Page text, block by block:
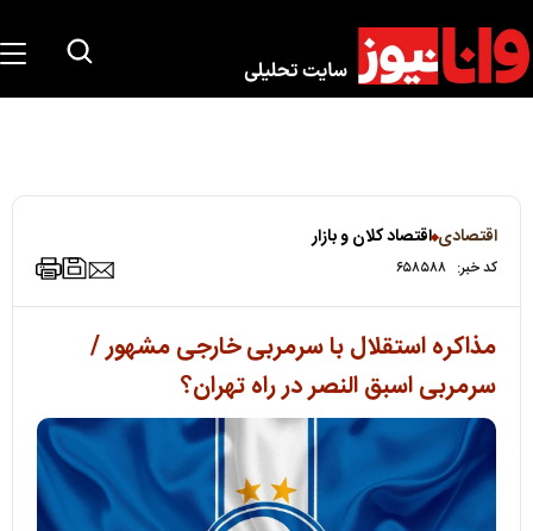
اقتصادی اقتصاد کلان و بازار
کد خبر: ۶۵۸۵۸۸
مذاکره استقلال با سرمربی خارجی مشهور /
سرمربی اسبق النصر در راه تهران؟